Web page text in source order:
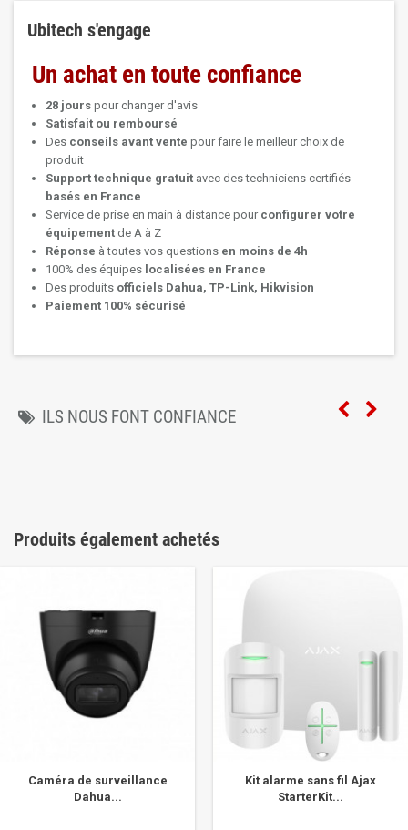
Ubitech s'engage
Un achat en toute confiance
28 jours pour changer d'avis
Satisfait ou remboursé
Des conseils avant vente pour faire le meilleur choix de
produit
Support technique gratuit avec des techniciens certifiés
basés en France
Service de prise en main à distance pour configurer votre
équipement de A à Z
Réponse à toutes vos questions en moins de 4h
100% des équipes localisées en France
Des produits officiels Dahua, TP-Link, Hikvision
Paiement 100% sécurisé
ILS NOUS FONT CONFIANCE
Produits également achetés
Caméra de surveillance
Dahua...
Kit alarme sans fil Ajax
StarterKit...